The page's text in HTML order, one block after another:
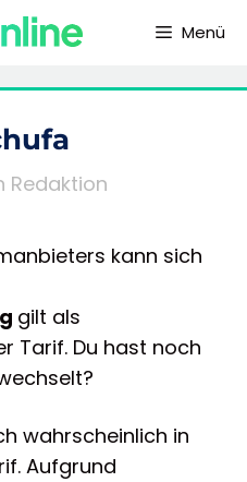
Menü
Redaktion
kann sich
gilt als
Tarif. Du hast noch
wahrscheinlich in
Aufgrund